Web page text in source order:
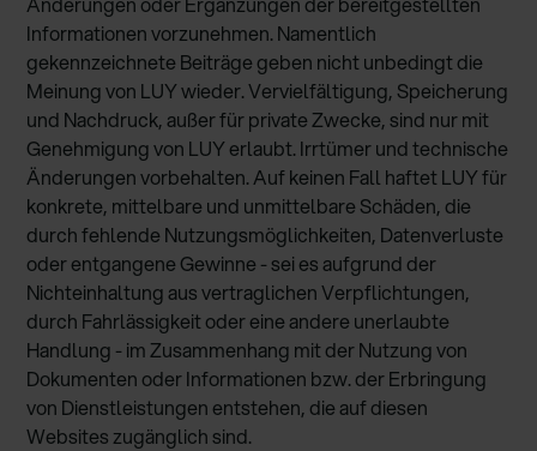
Informationen vorzunehmen. Namentlich
gekennzeichnete Beiträge geben nicht unbedingt die
Meinung von LUY wieder. Vervielfältigung, Speicherung
und Nachdruck, außer für private Zwecke, sind nur mit
Genehmigung von LUY erlaubt. Irrtümer und technische
Änderungen vorbehalten. Auf keinen Fall haftet LUY für
konkrete, mittelbare und unmittelbare Schäden, die
durch fehlende Nutzungsmöglichkeiten, Datenverluste
oder entgangene Gewinne - sei es aufgrund der
Nichteinhaltung aus vertraglichen Verpflichtungen,
durch Fahrlässigkeit oder eine andere unerlaubte
Handlung - im Zusammenhang mit der Nutzung von
Dokumenten oder Informationen bzw. der Erbringung
von Dienstleistungen entstehen, die auf diesen
Websites zugänglich sind.